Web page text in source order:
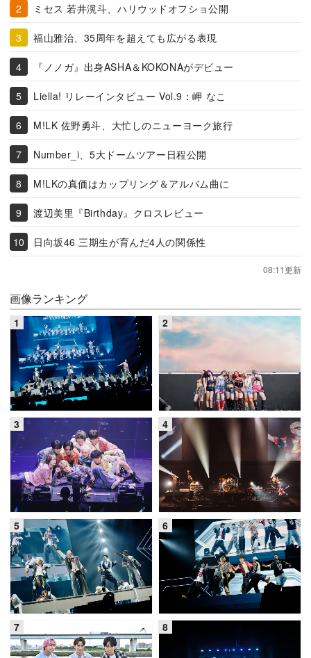
ミセス 若井滉斗、ハリウッドオフショ公開
福山雅治、35周年を超えても広がる表現
『ノノガ』出身ASHA＆KOKONAがデビュー
Liella! リレーインタビュー Vol.9：岬 なこ
M!LK 佐野勇斗、大忙しのニューヨーク旅行
Number_i、5大ドームツアー日程公開
M!LKの真価はカップリング＆アルバム曲に
渡辺美里『Birthday』クロスレビュー
日向坂46 三期生が育んだ4人の関係性
08:11更新
画像ランキング